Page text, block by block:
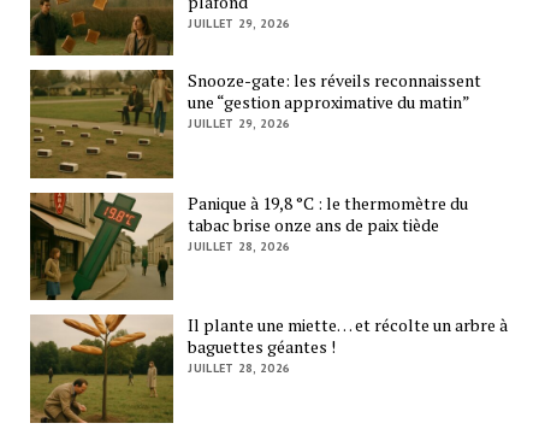
JUILLET 29, 2026
Snooze-gate: les réveils reconnaissent
une “gestion approximative du matin”
JUILLET 29, 2026
Panique à 19,8 °C : le thermomètre du
tabac brise onze ans de paix tiède
JUILLET 28, 2026
Il plante une miette… et récolte un arbre à
baguettes géantes !
JUILLET 28, 2026